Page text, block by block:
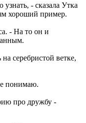
- сказала Утка
хороший пример.
- На то он и
серебристой ветке,
понимаю.
про дружбу -